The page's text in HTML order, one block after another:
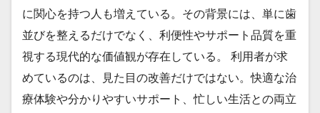
に関心を持つ人も増えている。その背景には、単に歯
並びを整えるだけでなく、利便性やサポート品質を重
視する現代的な価値観が存在している。 利用者が求
めているのは、見た目の改善だけではない。快適な治
療体験や分かりやすいサポート、忙しい生活との両立